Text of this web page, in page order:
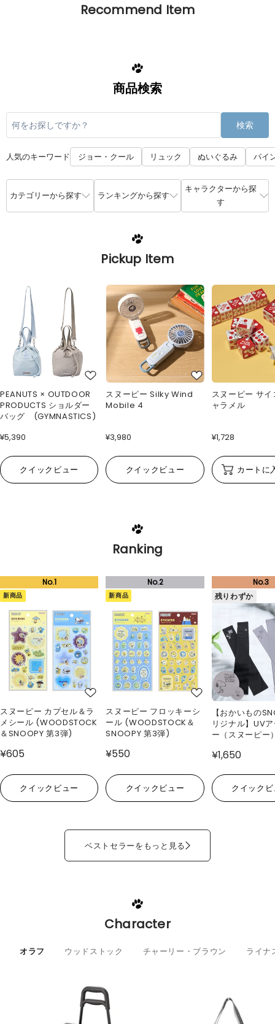
Recommend Item
商品検索
検索
人気のキーワード ジョー・クール リュック ぬいぐるみ パイ
カテゴリーから探す ランキングから探す
キャラクターから探
す
Pickup Item
PEANUTS × OUTDOOR
PRODUCTS ショルダー
バッグ (GYMNASTICS)
¥5,390
クイックビュー
スヌーピー Silky Wind
Mobile 4
¥3,980
クイックビュー
スヌーピー サ
ャラメル
¥1,728
カートに
Ranking
新商品
スヌーピー カプセル＆ラ
メシール (WOODSTOCK
＆SNOOPY 第3弾)
¥605
クイックビュー
新商品
スヌーピー フロッキーシ
ール (WOODSTOCK＆
SNOOPY 第3弾)
¥550
クイックビュー
残りわずか
【おかいもの
リジナル】UV
ー（スヌーピー
¥1,650
クイック
ベストセラーをもっと見る
Character
オラフ ウッドストック チャーリー・ブラウン ライナ